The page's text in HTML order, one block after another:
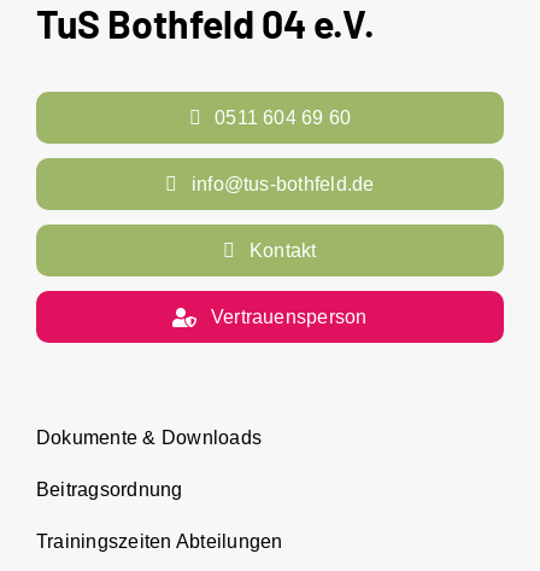
TuS Bothfeld 04 e.V.
0511 604 69 60
info@tus-bothfeld.de
Kontakt
Vertrauensperson
Dokumente & Downloads
Beitragsordnung
Trainingszeiten Abteilungen